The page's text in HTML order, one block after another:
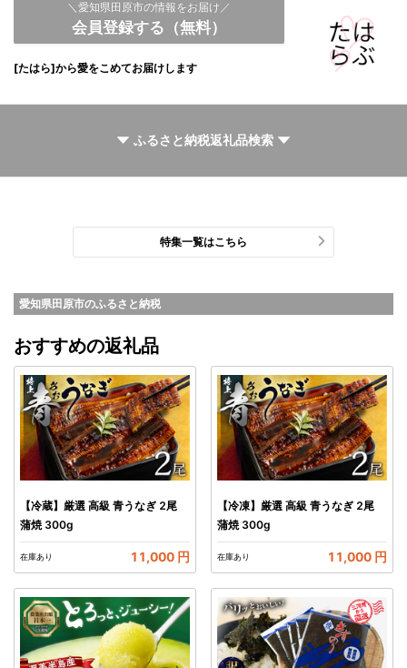
＼愛知県田原市の情報をお届け／
会員登録する（無料）
[たはら]から愛をこめてお届けします
ふるさと納税返礼品検索
特集一覧はこちら
愛知県田原市のふるさと納税
おすすめの返礼品
【冷蔵】厳選 高級 青うなぎ 2尾
蒲焼 300g
在庫あり 11,000 円
【冷凍】厳選 高級 青うなぎ 2尾
蒲焼 300g
在庫あり 11,000 円